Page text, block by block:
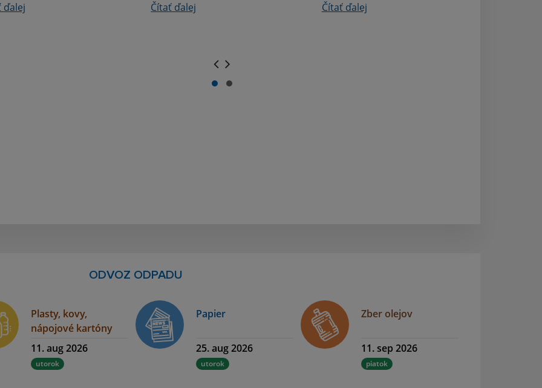
ďalej Čítať ďalej Čítať ďalej
.
ODVOZ ODPADU
Plasty, kovy,
nápojové kartóny
11. aug 2026
utorok
Papier
25. aug 2026
utorok
Zber olejov
11. sep 2026
piatok